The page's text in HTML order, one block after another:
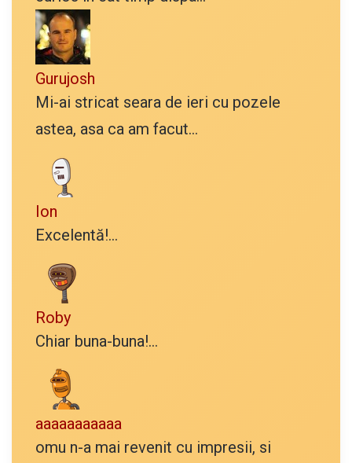
Gurujosh
Mi-ai stricat seara de ieri cu pozele
astea, asa ca am facut...
Ion
Excelentă!...
Roby
Chiar buna-buna!...
aaaaaaaaaaa
omu n-a mai revenit cu impresii, si